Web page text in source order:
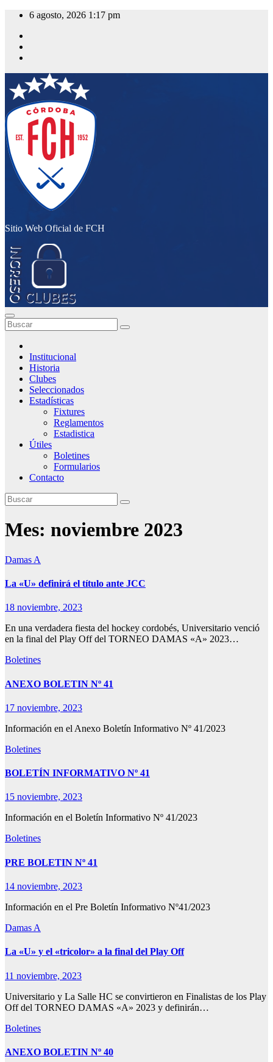
Saltar
contenido
6 agosto, 2026 1:17 pm
Sitio Web Oficial de FCH
Institucional
Historia
Clubes
Seleccionados
Estadísticas
Fixtures
Reglamentos
Estadistica
Útiles
Boletines
Formularios
Contacto
Mes: noviembre 2023
Damas A
La «U» definirá el título ante JCC
18 noviembre, 2023
En una verdadera fiesta del hockey cordobés, Universitario venció
en la final del Play Off del TORNEO DAMAS «A» 2023…
Boletines
ANEXO BOLETIN Nº 41
17 noviembre, 2023
Información en el Anexo Boletín Informativo Nº 41/2023
Boletines
BOLETÍN INFORMATIVO Nº 41
15 noviembre, 2023
Información en el Boletín Informativo Nº 41/2023
Boletines
PRE BOLETIN Nº 41
14 noviembre, 2023
Información en el Pre Boletín Informativo Nº41/2023
Damas A
La «U» y el «tricolor» a la final del Play Off
11 noviembre, 2023
Universitario y La Salle HC se convirtieron en Finalistas de los Play
Off del TORNEO DAMAS «A» 2023 y definirán…
Boletines
ANEXO BOLETIN Nº 40